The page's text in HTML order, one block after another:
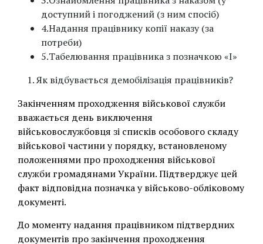
доступний і погоджений (з ним спосіб)
4.Надання працівнику копії наказу (за
потреби)
5.Табелювання працівника з позначкою «І»
Як відбувається демобілізація працівників?
Закінченням проходження військової служби
вважається день виключення
військовослужбовця зі списків особового складу
військової частини у порядку, встановленому
положеннями про проходження військової
служби громадянами України. Підтверджує цей
факт відповідна позначка у військово-обліковому
документі.
До моменту надання працівником підтвердних
документів про закінчення проходження